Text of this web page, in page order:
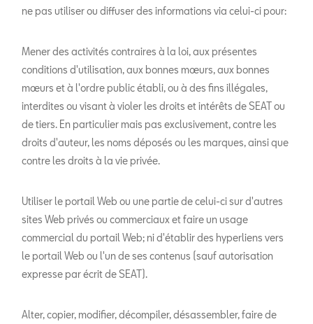
ne pas utiliser ou diffuser des informations via celui-ci pour:
Mener des activités contraires à la loi, aux présentes
conditions d'utilisation, aux bonnes mœurs, aux bonnes
mœurs et à l'ordre public établi, ou à des fins illégales,
interdites ou visant à violer les droits et intérêts de SEAT ou
de tiers. En particulier mais pas exclusivement, contre les
droits d'auteur, les noms déposés ou les marques, ainsi que
contre les droits à la vie privée.
Utiliser le portail Web ou une partie de celui-ci sur d'autres
sites Web privés ou commerciaux et faire un usage
commercial du portail Web; ni d'établir des hyperliens vers
le portail Web ou l'un de ses contenus (sauf autorisation
expresse par écrit de SEAT).
Alter, copier, modifier, décompiler, désassembler, faire de